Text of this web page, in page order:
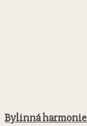
Bylinná